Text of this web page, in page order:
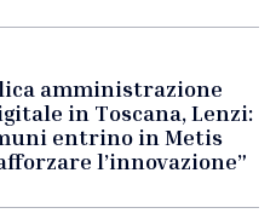
amministrazione
in Toscana, Lenzi:
entrino in Metis
l’innovazione”